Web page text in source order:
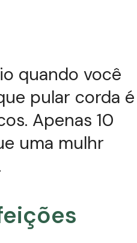
quando você
pular corda é
Apenas 10
uma mulhr